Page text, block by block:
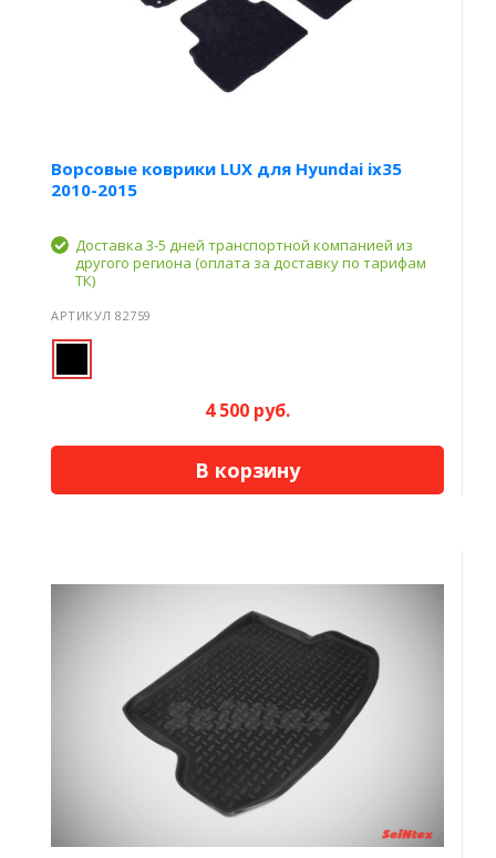
Ворсовые коврики LUX для Hyundai ix35
2010-2015
Доставка 3-5 дней транспортной компанией из
другого региона (оплата за доставку по тарифам
ТК)
АРТИКУЛ 82759
4 500 руб.
В корзину